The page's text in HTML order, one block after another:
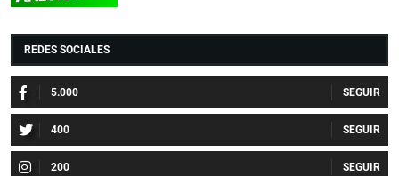
REDES SOCIALES
5.000
400
200